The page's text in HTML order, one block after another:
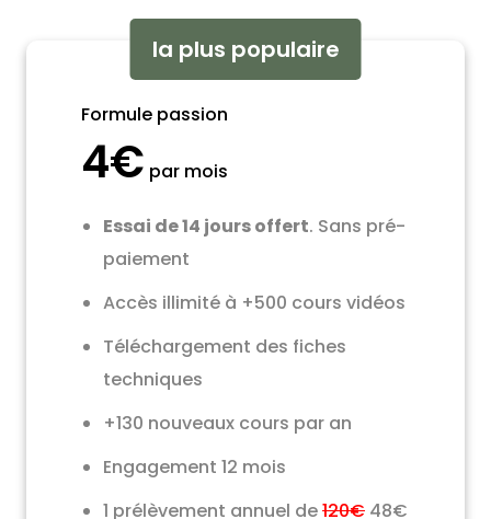
la plus populaire
Formule passion
4€ par mois
Essai de 14 jours offert. Sans pré-
paiement
Accès illimité à +500 cours vidéos
Téléchargement des fiches
techniques
+130 nouveaux cours par an
Engagement 12 mois
1 prélèvement annuel de120€ 48€